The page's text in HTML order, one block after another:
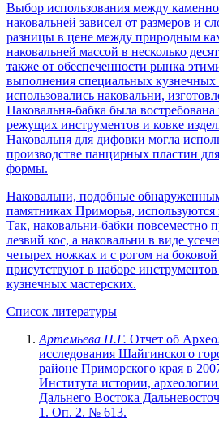
Выбор использования между
наковальней зависел от размеров и
разницы в цене между природным
наковальней массой в несколько
также от обеспеченности рынка
выполнения специальных кузнечных
использовались наковальни,
Наковальня-бабка была
режущих инструментов и ковке
Наковальня для дифовки могла
производстве панцирных пластин
формы.
Наковальни, подобные
памятниках Приморья, используются
Так, наковальни-бабки повсеместно
лезвий кос, а наковальни в виде
четырех ножках и с рогом на
присутствуют в наборе
кузнечных мастерских.
Список литературы
Артемьева Н.Г. Отчет об
исследования Шайгинского
районе Приморского края в
Института истории,
Дальнего Востока
1. Оп. 2. № 613.